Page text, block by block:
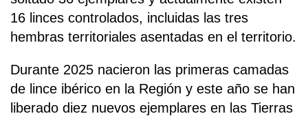
16 linces controlados, incluidas las tres
hembras territoriales asentadas en el territorio.
Durante 2025 nacieron las primeras camadas
de lince ibérico en la Región y este año se han
liberado diez nuevos ejemplares en las Tierras